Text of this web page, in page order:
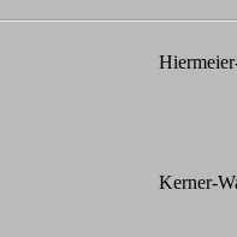
Kerner-